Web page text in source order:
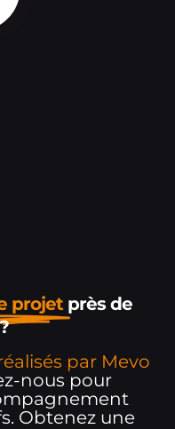
projet près de
par Mevo
nous pour
Obtenez une